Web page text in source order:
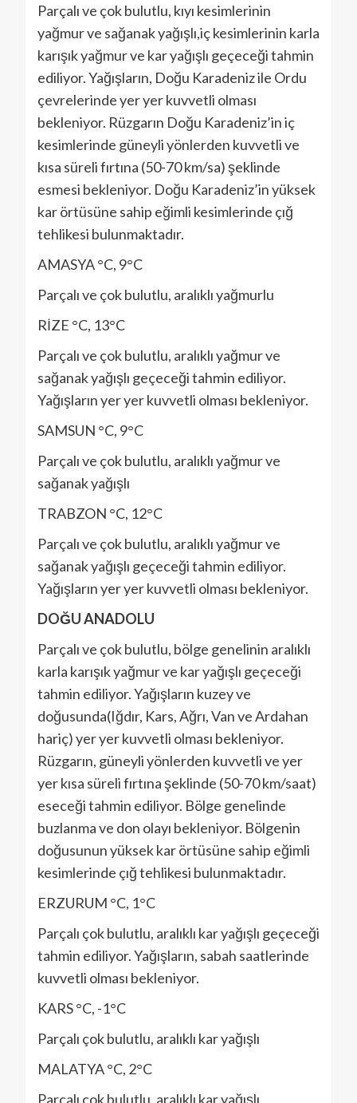
Parçalı ve çok bulutlu, kıyı kesimlerinin
yağmur ve sağanak yağışlı,iç kesimlerinin karla
karışık yağmur ve kar yağışlı geçeceği tahmin
ediliyor. Yağışların, Doğu Karadeniz ile Ordu
çevrelerinde yer yer kuvvetli olması
bekleniyor. Rüzgarın Doğu Karadeniz’in iç
kesimlerinde güneyli yönlerden kuvvetli ve
kısa süreli fırtına (50-70 km/sa) şeklinde
esmesi bekleniyor. Doğu Karadeniz’in yüksek
kar örtüsüne sahip eğimli kesimlerinde çığ
tehlikesi bulunmaktadır.
AMASYA °C, 9°C
Parçalı ve çok bulutlu, aralıklı yağmurlu
RİZE °C, 13°C
Parçalı ve çok bulutlu, aralıklı yağmur ve
sağanak yağışlı geçeceği tahmin ediliyor.
Yağışların yer yer kuvvetli olması bekleniyor.
SAMSUN °C, 9°C
Parçalı ve çok bulutlu, aralıklı yağmur ve
sağanak yağışlı
TRABZON °C, 12°C
Parçalı ve çok bulutlu, aralıklı yağmur ve
sağanak yağışlı geçeceği tahmin ediliyor.
Yağışların yer yer kuvvetli olması bekleniyor.
DOĞU ANADOLU
Parçalı ve çok bulutlu, bölge genelinin aralıklı
karla karışık yağmur ve kar yağışlı geçeceği
tahmin ediliyor. Yağışların kuzey ve
doğusunda(Iğdır, Kars, Ağrı, Van ve Ardahan
hariç) yer yer kuvvetli olması bekleniyor.
Rüzgarın, güneyli yönlerden kuvvetli ve yer
yer kısa süreli fırtına şeklinde (50-70 km/saat)
eseceği tahmin ediliyor. Bölge genelinde
buzlanma ve don olayı bekleniyor. Bölgenin
doğusunun yüksek kar örtüsüne sahip eğimli
kesimlerinde çığ tehlikesi bulunmaktadır.
ERZURUM °C, 1°C
Parçalı çok bulutlu, aralıklı kar yağışlı geçeceği
tahmin ediliyor. Yağışların, sabah saatlerinde
kuvvetli olması bekleniyor.
KARS °C, -1°C
Parçalı çok bulutlu, aralıklı kar yağışlı
MALATYA °C, 2°C
Parçalı çok bulutlu, aralıklı kar yağışlı